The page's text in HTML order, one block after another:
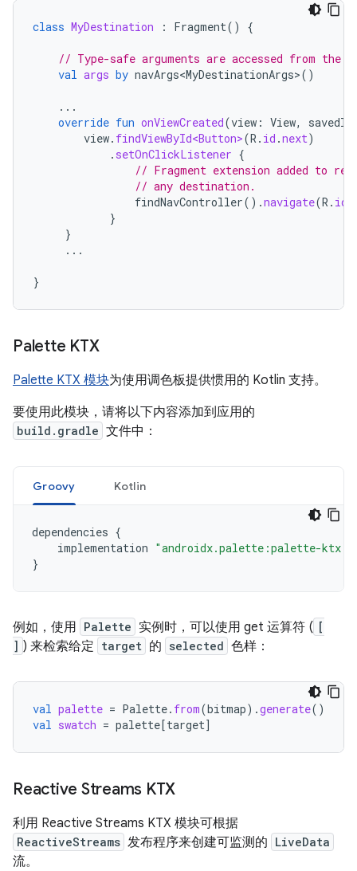
class MyDestination : Fragment() {
// Type-safe arguments are accessed from the
val args by navArgs<MyDestinationArgs>()
...
override fun onViewCreated(view : View,
view. findViewById<Button>(R . id .next)
. setOnClickListener {
// Fragment extension added to
// any destination.
findNavController().navigate(R . id
}
}
...
}
Palette KTX
Palette KTX 模块为使用调色板提供惯用的 Kotlin 支持。
要使用此模块，请将以下内容添加到应用的
build.gradle 文件中：
Groovy Kotlin
dependencies {
implementation "androidx.palette:palette-
}
例如，使用 Palette 实例时，可以使用 get 运算符 ( [
] ) 来检索给定 target 的 selected 色样：
val palette = Palette. from(bitmap).generate()
val swatch = palette[target]
Reactive Streams KTX
利用 Reactive Streams KTX 模块可根据
ReactiveStreams 发布程序来创建可监测的 LiveData
流。